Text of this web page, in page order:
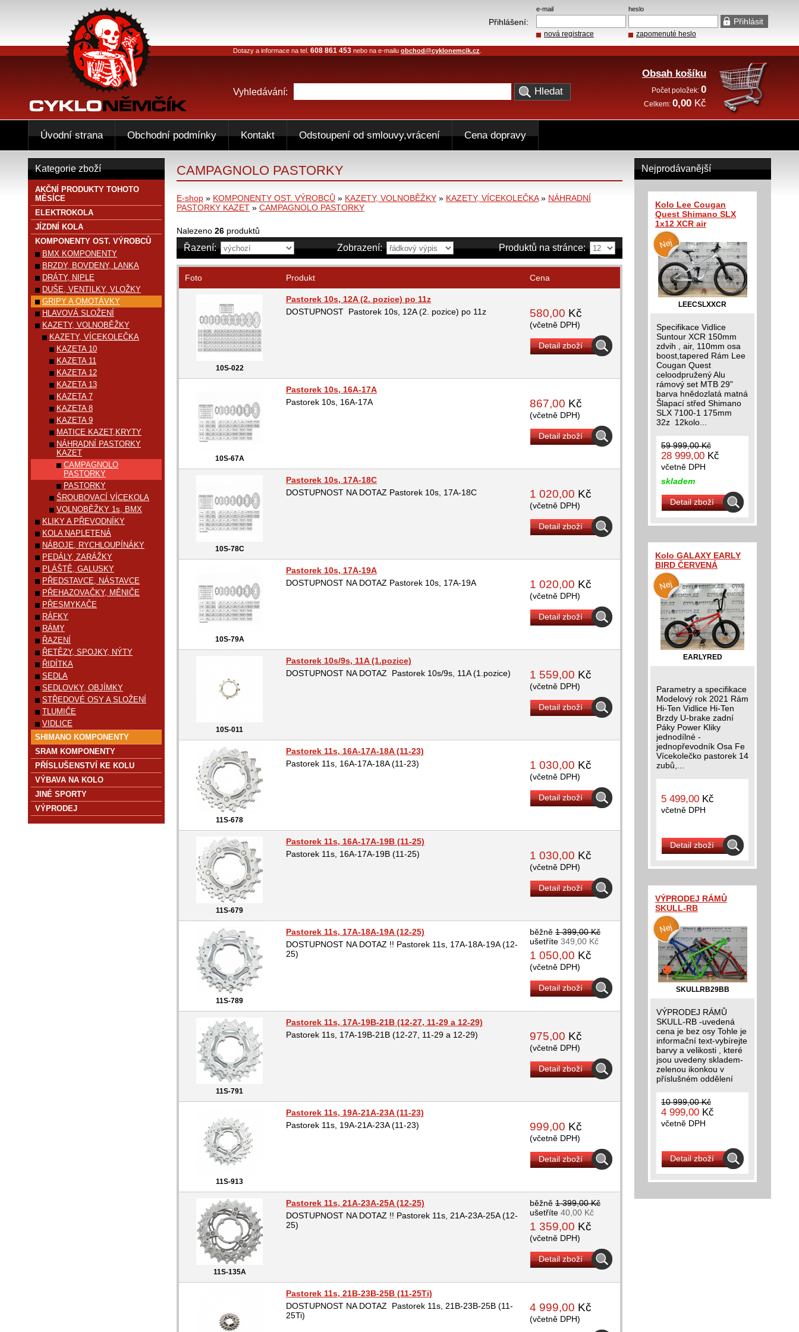
CAMPAGNOLO PASTORKY
E-shop » KOMPONENTY OST. VÝROBCŮ » KAZETY, VOLNOBĚŽKY » KAZETY, VÍCEKOLEČKA» NÁHRADNÍ
PASTORKY KAZET » CAMPAGNOLO PASTORKY
Nalezeno 26 produktů
Řazení: Zobrazení: Produktů na stránce:
Foto Produkt Cena
10S-022
Pastorek 10s, 12A (2. pozice) po 11z
DOSTUPNOST Pastorek 10s, 12A (2. pozice) po 11z
580,00 Kč
(včetně DPH)
Detail zboží
10S-67A
Pastorek 10s, 16A-17A
Pastorek 10s, 16A-17A
867,00 Kč
(včetně DPH)
Detail zboží
10S-78C
Pastorek 10s, 17A-18C
DOSTUPNOST NA DOTAZ Pastorek 10s, 17A-18C
1 020,00 Kč
(včetně DPH)
Detail zboží
10S-79A
Pastorek 10s, 17A-19A
DOSTUPNOST NA DOTAZ Pastorek 10s, 17A-19A
1 020,00 Kč
(včetně DPH)
Detail zboží
10S-011
Pastorek 10s/9s, 11A (1.pozice)
DOSTUPNOST NA DOTAZ Pastorek 10s/9s, 11A (1.pozice)
1 559,00 Kč
(včetně DPH)
Detail zboží
11S-678
Pastorek 11s, 16A-17A-18A (11-23)
Pastorek 11s, 16A-17A-18A (11-23)
1 030,00 Kč
(včetně DPH)
Detail zboží
11S-679
Pastorek 11s, 16A-17A-19B (11-25)
Pastorek 11s, 16A-17A-19B (11-25)
1 030,00 Kč
(včetně DPH)
Detail zboží
11S-789
Pastorek 11s, 17A-18A-19A (12-25)
DOSTUPNOST NA DOTAZ !! Pastorek 11s, 17A-18A-19A (12-
25)
běžně 1 399,00 Kč
ušetříte 349,00 Kč
1 050,00 Kč
(včetně DPH)
Detail zboží
11S-791
Pastorek 11s, 17A-19B-21B (12-27, 11-29 a 12-29)
Pastorek 11s, 17A-19B-21B (12-27, 11-29 a 12-29)
975,00 Kč
(včetně DPH)
Detail zboží
11S-913
Pastorek 11s, 19A-21A-23A (11-23)
Pastorek 11s, 19A-21A-23A (11-23)
999,00 Kč
(včetně DPH)
Detail zboží
11S-135A
Pastorek 11s, 21A-23A-25A (12-25)
DOSTUPNOST NA DOTAZ !! Pastorek 11s, 21A-23A-25A (12-
25)
běžně 1 399,00 Kč
ušetříte 40,00 Kč
1 359,00 Kč
(včetně DPH)
Detail zboží
Pastorek 11s, 21B-23B-25B (11-25Ti)
DOSTUPNOST NA DOTAZ Pastorek 11s, 21B-23B-25B (11-
25Ti)
4 999,00 Kč
(včetně DPH)
Nejprodávanější
Kolo Lee Cougan
Quest Shimano SLX
1x12 XCR air
LEECSLXXCR
Specifikace Vidlice
Suntour XCR 150mm
zdvih , air, 110mm osa
boost,tapered Rám Lee
Cougan Quest
celoodpružený Alu
rámový set MTB 29"
barva hnědozlatá matná
Šlapací střed Shimano
SLX 7100-1 175mm
32z 12kolo...
59 999,00 Kč
28 999,00 Kč
včetně DPH
skladem
Detail zboží
Kolo GALAXY EARLY
BIRD ČERVENÁ
EARLYRED
Parametry a specifikace
Modelový rok 2021 Rám
Hi-Ten Vidlice Hi-Ten
Brzdy U-brake zadní
Páky Power Kliky
jednodílné -
jednopřevodník Osa Fe
Vícekolečko pastorek 14
zubů,...
5 499,00 Kč
včetně DPH
Detail zboží
VÝPRODEJ RÁMŮ
SKULL-RB
SKULLRB29BB
VÝPRODEJ RÁMŮ
SKULL-RB -uvedená
cena je bez osy Tohle je
informační text-vybírejte
barvy a velikosti , které
jsou uvedeny skladem-
zelenou ikonkou v
příslušném oddělení
10 999,00 Kč
4 999,00 Kč
včetně DPH
Detail zboží
Kategorie zboží
AKČNÍ PRODUKTY TOHOTO
MĚSÍCE
ELEKTROKOLA
JÍZDNÍ KOLA
KOMPONENTY OST. VÝROBCŮ
BMX KOMPONENTY
BRZDY, BOVDENY, LANKA
DRÁTY, NIPLE
DUŠE, VENTILKY, VLOŽKY
GRIPY A OMOTÁVKY
HLAVOVÁ SLOŽENÍ
KAZETY, VOLNOBĚŽKY
KAZETY, VÍCEKOLEČKA
KAZETA 10
KAZETA 11
KAZETA 12
KAZETA 13
KAZETA 7
KAZETA 8
KAZETA 9
MATICE KAZET,KRYTY
NÁHRADNÍ PASTORKY
KAZET
CAMPAGNOLO
PASTORKY
PASTORKY
ŠROUBOVACÍ VÍCEKOLA
VOLNOBĚŽKY 1s, BMX
KLIKY A PŘEVODNÍKY
KOLA NAPLETENÁ
NÁBOJE, RYCHLOUPÍNÁKY
PEDÁLY, ZARÁŽKY
PLÁŠTĚ, GALUSKY
PŘEDSTAVCE, NÁSTAVCE
PŘEHAZOVAČKY, MĚNIČE
PŘESMYKAČE
RÁFKY
RÁMY
ŘAZENÍ
ŘETĚZY, SPOJKY, NÝTY
ŘIDÍTKA
SEDLA
SEDLOVKY, OBJÍMKY
STŘEDOVÉ OSY A SLOŽENÍ
TLUMIČE
VIDLICE
SHIMANO KOMPONENTY
SRAM KOMPONENTY
PŘÍSLUŠENSTVÍ KE KOLU
VÝBAVA NA KOLO
JINÉ SPORTY
VÝPRODEJ
e-mail heslo
Přihlášení:
nová registrace zapomenuté heslo
Dotazy a informace na tel. 608 861 453 nebo na e-mailu obchod@cyklonemcik.cz
Vyhledávání:
Obsah košíku
Počet položek:0
Celkem: 0,00 Kč
Úvodní strana Obchodní podmínky Kontakt Odstoupení od smlouvy,vrácení Cena dopravy